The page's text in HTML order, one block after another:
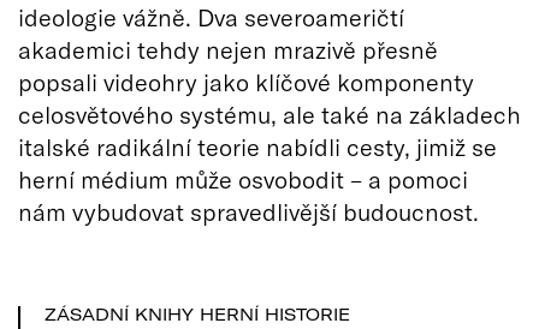
ideologie vážně. Dva severoameričtí
akademici tehdy nejen mrazivě přesně
popsali videohry jako klíčové komponenty
celosvětového systému, ale také na základech
italské radikální teorie nabídli cesty, jimiž se
herní médium může osvobodit – a pomoci
nám vybudovat spravedlivější budoucnost.
ZÁSADNÍ KNIHY HERNÍ HISTORIE